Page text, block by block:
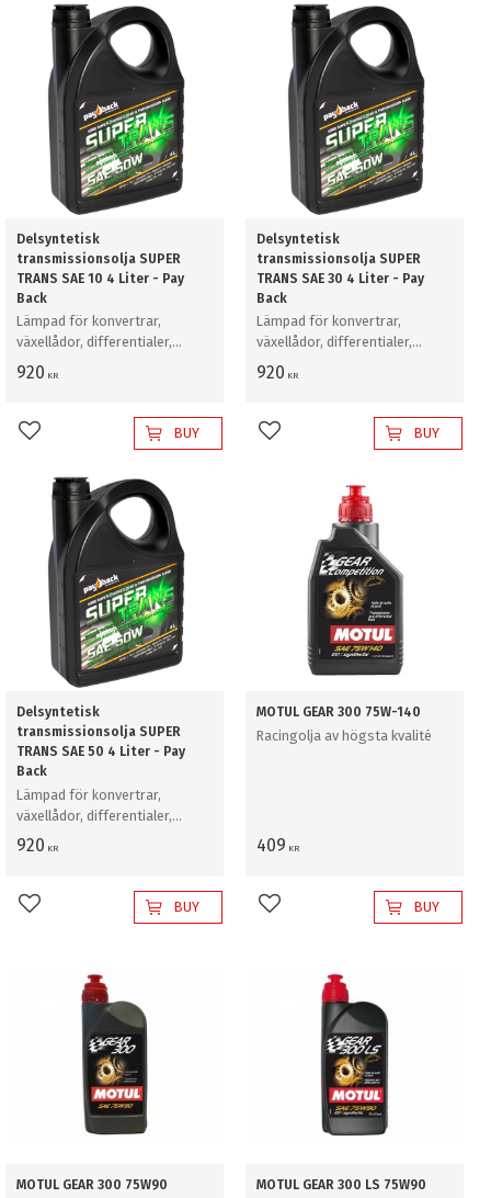
Delsyntetisk
transmissionsolja SUPER
TRANS SAE 10 4 Liter - Pay
Back
Lämpad för konvertrar,
växellådor, differentialer,
hydrostater, hydraulik och
axlar med våta bromsar.
920 KR
Add to favorites BUY
Delsyntetisk
transmissionsolja SUPER
TRANS SAE 30 4 Liter - Pay
Back
Lämpad för konvertrar,
växellådor, differentialer,
hydrostater, hydraulik och
axlar med våta bromsar.
920 KR
Add to favorites BUY
Delsyntetisk
transmissionsolja SUPER
TRANS SAE 50 4 Liter - Pay
Back
Lämpad för konvertrar,
växellådor, differentialer,
hydrostater, hydraulik och
axlar med våta bromsar.
920 KR
Add to favorites BUY
MOTUL GEAR 300 75W-140
Racingolja av högsta kvalité
409 KR
Add to favorites BUY
MOTUL GEAR 300 75W90 MOTUL GEAR 300 LS 75W90